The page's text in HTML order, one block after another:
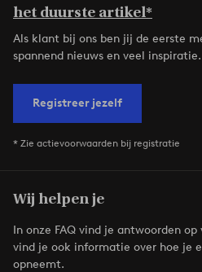
het duurste artikel*
Als klant bij ons ben jij de eerste
spannend nieuws en veel inspiratie.
Registreer jezelf
* Zie actievoorwaarden bij registratie
Wij helpen je
In onze FAQ vind je antwoorden
vind je ook informatie over hoe je
opneemt.